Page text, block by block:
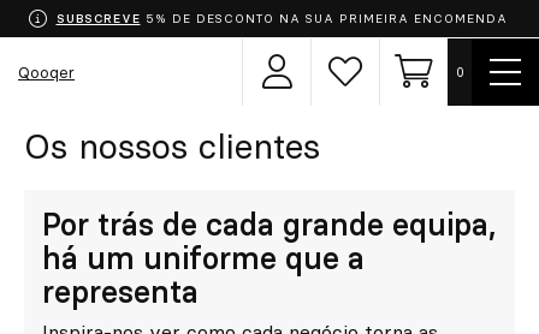
SUBSCREVE 5% DE DESCONTO NA SUA PRIMEIRA ENCOMENDA
Qooqer
Escolha o seu uniforme
Aventais
Roupa
Área
Lista
Carrinho
0
menu
Os nossos clientes
Por trás de cada grande equipa,
há um uniforme que a
representa